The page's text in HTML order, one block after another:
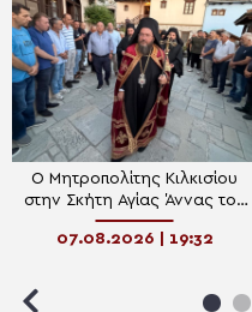
Ο Μητροπολίτης Κιλκισίου
στην Σκήτη Αγίας Άννας του
Αγίου Όρους
07.08.2026 | 19:32